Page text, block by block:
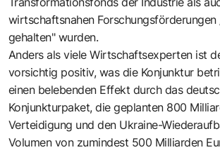
wirtschaftsnahen Forschungsförderungen
gehalten" wurden.
Anders als viele Wirtschaftsexperten ist
vorsichtig positiv, was die Konjunktur
einen belebenden Effekt durch das
Konjunkturpaket, die geplanten 800
Verteidigung und den Ukraine-
Volumen von zumindest 500 Milliarden